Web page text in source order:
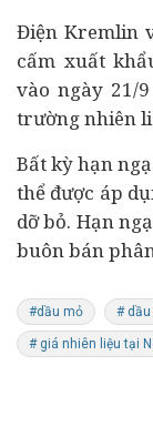
Điện Kremlin
cấm xuất
vào ngày 21/
trường nhiên
Bất kỳ hạn
thể được áp
dỡ bỏ. Hạn
buôn bán
#dầu mỏ # dầu
# giá nhiên liệu tại